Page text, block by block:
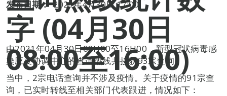
字 (04月30日
08:00至16:00)
发布日期： 2021年4月30日 17:00
由2021年04月30日08H00至16H00，新型冠状病毒感
染应变协调中心的查询热线共接获93宗查询。
当中，2宗电话查询并不涉及疫情。关于疫情的91宗查
询，已实时转线至相关部门代表跟进，情况如下：